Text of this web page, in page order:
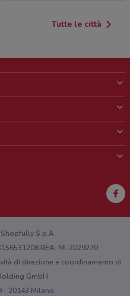
Tutte le città
S.p.A.
REA: MI-2029270
di direzione e coordinamento di
GmbH
- 20143 Milano